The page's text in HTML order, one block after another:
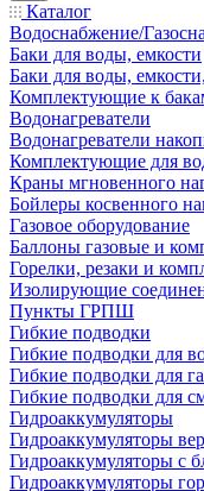
Каталог
Водоснабжение/
Баки для воды, емкости
Баки для воды,
Комплектующие к
Водонагреватели
Водонагреватели
Комплектующие для
Краны мгновенного
Бойлеры косвенного
Газовое оборудование
Баллоны газовые и
Горелки, резаки и
Изолирующие
Пункты ГРПШ
Гибкие подводки
Гибкие подводки для
Гибкие подводки для
Гибкие подводки для
Гидроаккумуляторы
Гидроаккумуляторы
Гидроаккумуляторы с
Гидроаккумуляторы